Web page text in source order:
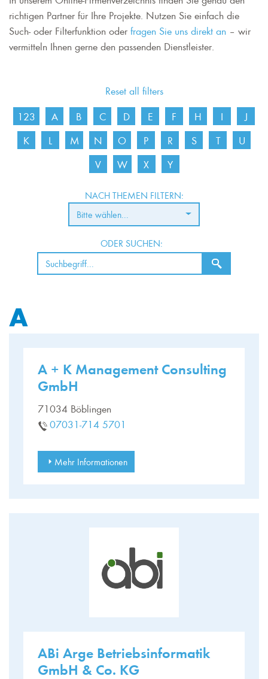
richtigen Partner für Ihre Projekte. Nutzen Sie einfach die
Such- oder Filterfunktion oder fragen Sie uns direkt an – wir
vermitteln Ihnen gerne den passenden Dienstleister.
Reset all filters
123
A B C D E F H I
J
K
L M N O P R S T
U
V
W X Y
NACH THEMEN FILTERN:
Bitte wählen...
ODER SUCHEN:
A
A + K Management Consulting
GmbH
Mehr Informationen
71034 Böblingen
07031-714 5701
ABi Arge Betriebsinformatik
GmbH & Co. KG